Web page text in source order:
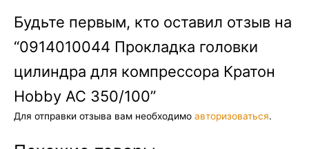
Будьте первым, кто оставил отзыв на
“0914010044 Прокладка головки
цилиндра для компрессора Кратон
Hobby AC 350/100”
Для отправки отзыва вам необходимо авторизоваться.